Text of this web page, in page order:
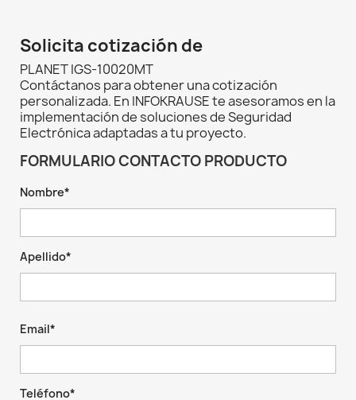
Solicita cotización de
PLANET IGS-10020MT
Contáctanos para obtener una cotización
personalizada. En INFOKRAUSE te asesoramos en la
implementación de soluciones de Seguridad
Electrónica adaptadas a tu proyecto.
FORMULARIO CONTACTO PRODUCTO
Nombre*
Apellido*
Email*
Teléfono*